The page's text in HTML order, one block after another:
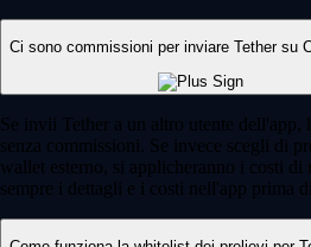
Ci sono commissioni per inviare Tether su
Se invii Tether a un altro utente dell'app,
senza commissioni. Se invece scegli di
wallet esterno, si applicheranno i costi di
sempre i dettagli e i costi nell'app prima